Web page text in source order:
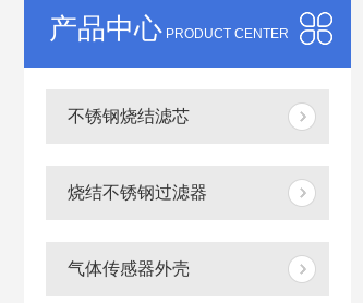
产品中心 PRODUCT CENTER
不锈钢烧结滤芯
烧结不锈钢过滤器
气体传感器外壳